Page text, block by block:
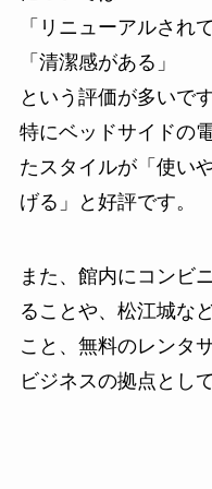
「リニューアルされ
「清潔感がある」
という評価が多いです
特にベッドサイドの
たスタイルが「使い
げる」と好評です。
また、館内にコンビ
ることや、松江城な
こと、無料のレンタ
ビジネスの拠点とし